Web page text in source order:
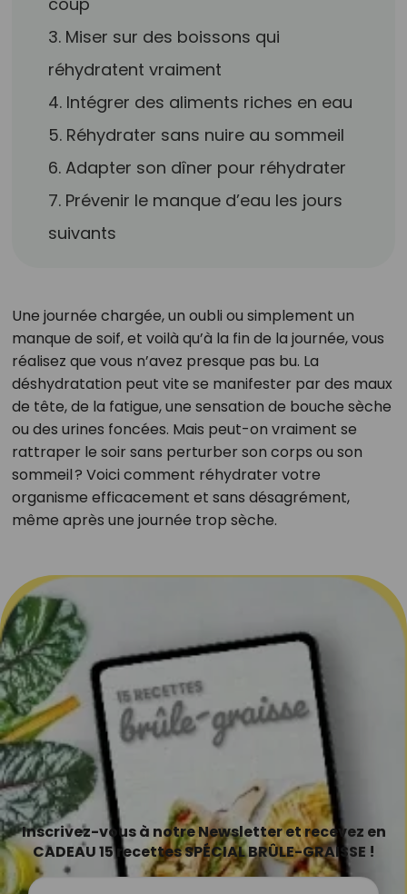
3. Miser sur des boissons qui
réhydratent vraiment
4. Intégrer des aliments riches en eau
5. Réhydrater sans nuire au sommeil
6. Adapter son dîner pour réhydrater
7. Prévenir le manque d’eau les jours
suivants
Une journée chargée, un oubli ou simplement un
manque de soif, et voilà qu’à la fin de la journée, vous
réalisez que vous n’avez presque pas bu. La
déshydratation peut vite se manifester par des maux
de tête, de la fatigue, une sensation de bouche sèche
ou des urines foncées. Mais peut-on vraiment se
rattraper le soir sans perturber son corps ou son
sommeil ? Voici comment réhydrater votre
organisme efficacement et sans désagrément,
même après une journée trop sèche.
Inscrivez-vous à notre Newsletter et recevez en
CADEAU 15 recettes SPÉCIAL BRÛLE-GRAISSE !